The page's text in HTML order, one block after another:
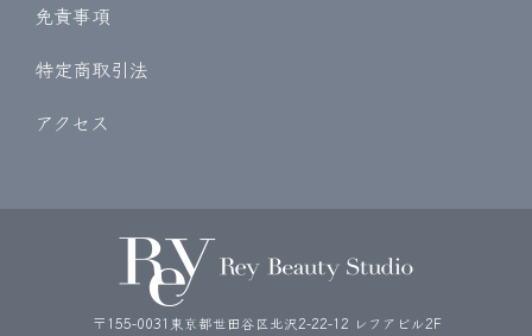
免責事項
特定商取引法
アクセス
〒155-0031東京都世田谷区北沢2-22-12 レフアビル2F